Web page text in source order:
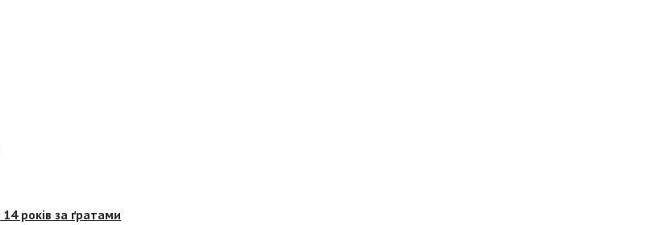
років за ґратами